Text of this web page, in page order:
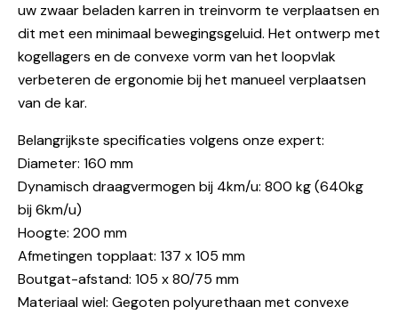
uw zwaar beladen karren in treinvorm te verplaatsen en
dit met een minimaal bewegingsgeluid. Het ontwerp met
kogellagers en de convexe vorm van het loopvlak
verbeteren de ergonomie bij het manueel verplaatsen
van de kar.
Belangrijkste specificaties volgens onze expert:
Diameter: 160 mm
Dynamisch draagvermogen bij 4km/u: 800 kg (640kg
bij 6km/u)
Hoogte: 200 mm
Afmetingen topplaat: 137 x 105 mm
Boutgat-afstand: 105 x 80/75 mm
Materiaal wiel: Gegoten polyurethaan met convexe